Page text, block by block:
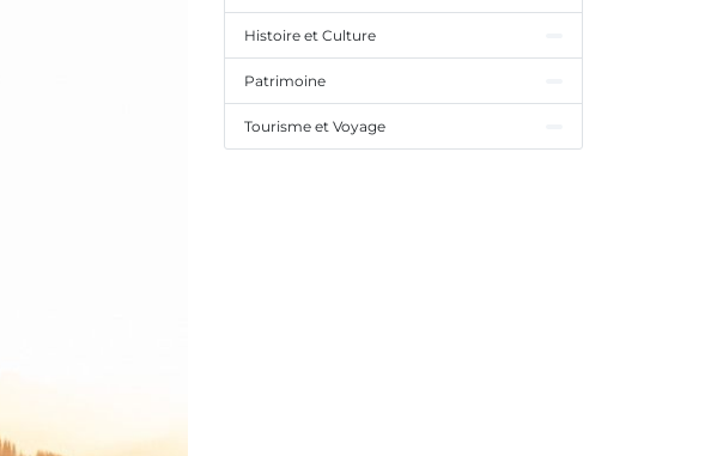
Histoire et Culture
Patrimoine
Tourisme et Voyage